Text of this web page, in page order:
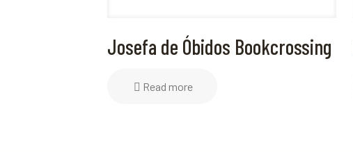
Josefa de Óbidos Bookcrossing
Read more